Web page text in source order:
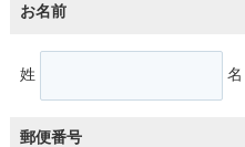
お名前
姓 名
郵便番号